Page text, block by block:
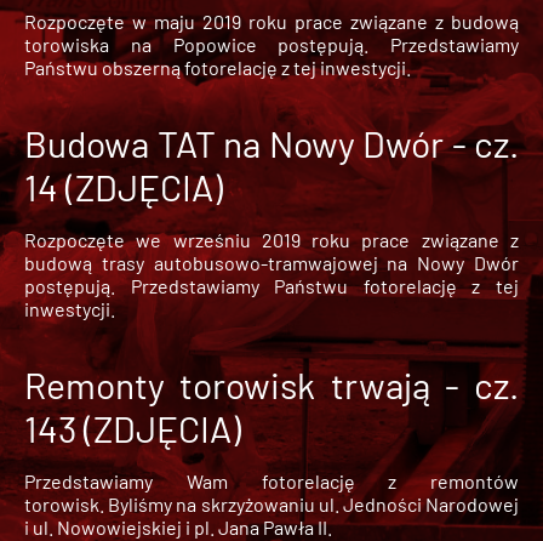
Rozpoczęte w maju 2019 roku prace związane z budową
torowiska na Popowice
postępują. Przedstawiamy
Państwu obszerną fotorelację z tej inwestycji.
Budowa TAT na Nowy Dwór - cz.
14 (ZDJĘCIA)
Rozpoczęte we wrześniu 2019 roku prace związane z
budową trasy autobusowo-tramwajowej na Nowy Dwór
postępują. Przedstawiamy Państwu fotorelację z tej
inwestycji.
Remonty torowisk trwają - cz.
143 (ZDJĘCIA)
Przedstawiamy Wam fotorelację z remontów
torowisk. Byliśmy na skrzyżowaniu ul. Jedności Narodowej
i ul. Nowowiejskiej i pl. Jana Pawła II.